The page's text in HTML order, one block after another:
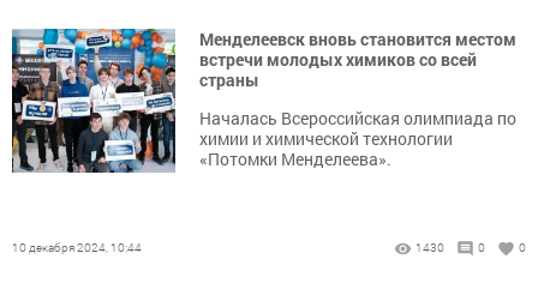
Менделеевск вновь становится местом
встречи молодых химиков со всей
страны
Началась Всероссийская олимпиада по
химии и химической технологии
«Потомки Менделеева».
10 декабря 2024, 10:44 1430 0 0